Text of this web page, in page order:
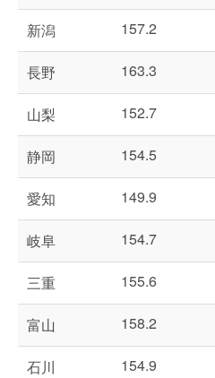
新潟 157.2
長野 163.3
山梨 152.7
静岡 154.5
愛知 149.9
岐阜 154.7
三重 155.6
富山 158.2
石川 154.9